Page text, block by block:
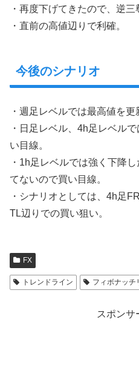
・再度下げてきたので、逆三
・直前の高値辺りで利確。
今後のシナリオ
・週足レベルでは最高値を更
・日足レベル、4h足レベル
い目線。
・1h足レベルでは強く下降
てないので買い目線。
・シナリオとしては、4h足
TL辺りでの買い狙い。
FX
トレンドライン フィボナッチ
スポンサ